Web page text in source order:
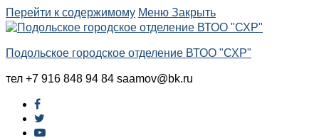
Перейти к содержимому Меню Закрыть
Подольское городское отделение ВТОО "СХР"
тел +7 916 848 94 84 saamov@bk.ru